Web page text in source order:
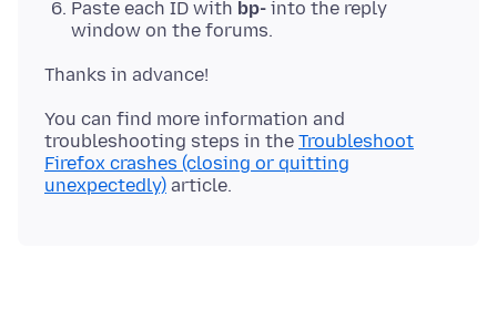
Paste each ID with bp- into the reply
window on the forums.
You can find more information and
troubleshooting steps in the Troubleshoot
Firefox crashes (closing or quitting
unexpectedly)